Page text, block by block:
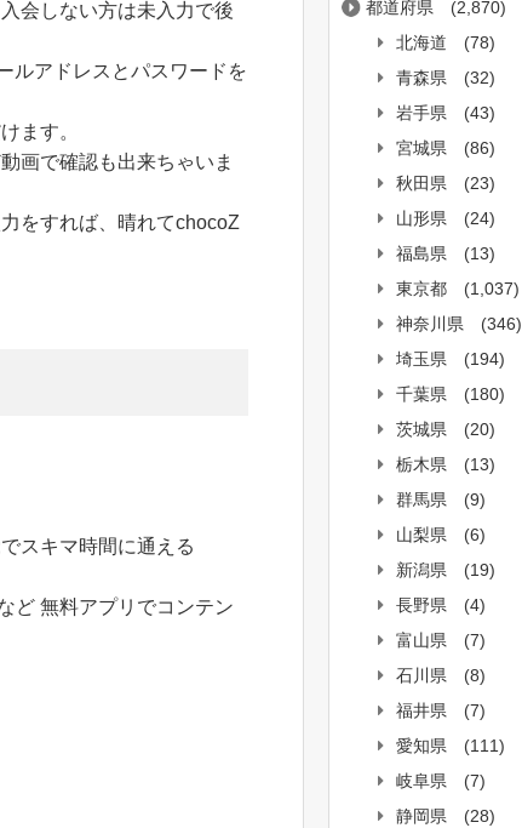
会しない方は未入力で後
ルアドレスとパスワードを
ます。
画で確認も出来ちゃいま
をすれば、晴れてchocoZ
スキマ時間に通える
ど 無料アプリでコンテン
都道府県
(2,870)
北海道
(78)
青森県
(32)
岩手県
(43)
宮城県
(86)
秋田県
(23)
山形県
(24)
福島県
(13)
東京都
(1,037)
神奈川県
(346)
埼玉県
(194)
千葉県
(180)
茨城県
(20)
栃木県
(13)
群馬県
(9)
山梨県
(6)
新潟県
(19)
長野県
(4)
富山県
(7)
石川県
(8)
福井県
(7)
愛知県
(111)
岐阜県
(7)
静岡県
(28)